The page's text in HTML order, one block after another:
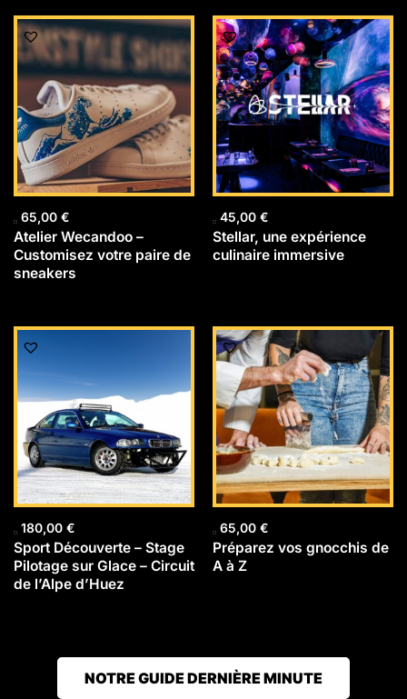
65,00 €
Atelier Wecandoo –
Customisez votre paire de
sneakers
45,00 €
Stellar, une expérience
culinaire immersive
180,00 €
Sport Découverte – Stage
Pilotage sur Glace – Circuit
de l’Alpe d’Huez
65,00 €
Préparez vos gnocchis de
A à Z
NOTRE GUIDE DERNIÈRE MINUTE